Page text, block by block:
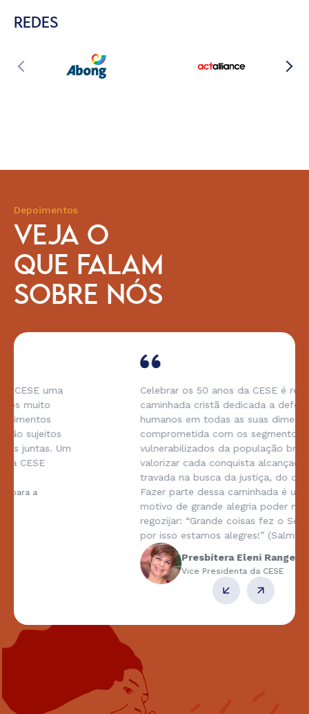
REDES
Depoimentos
VEJA O
QUE FALAM
SOBRE NÓS
Celebrar os 50 anos da CESE é reconhecer uma
caminhada cristã dedicada a defesa dos direitos
humanos em todas as suas dimensões,
comprometida com os segmentos mais
vulnerabilizados da população brasileira. E
valorizar cada conquista alcançada em cada luta
travada na busca da justiça, do direito e da paz.
Fazer parte dessa caminhada é um privilégio e
motivo de grande alegria poder mais uma vez nos
regozijar: “Grande coisas fez o Senhor por nós, e
por isso estamos alegres!” (Salmo 126.3)
Presbítera Eleni Rangel (IPIB)
Vice Presidenta da CESE